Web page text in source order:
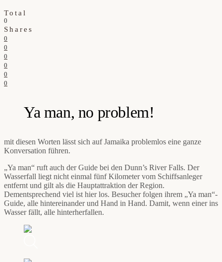
Total
0
Shares
0
0
0
0
0
0
Ya man, no problem!
mit diesen Worten lässt sich auf Jamaika problemlos eine ganze
Konversation führen.
„Ya man“ ruft auch der Guide bei den Dunn’s River Falls. Der
Wasserfall liegt nicht einmal fünf Kilometer vom Schiffsanleger
entfernt und gilt als die Hauptattraktion der Region.
Dementsprechend viel ist hier los. Besucher folgen ihrem „Ya man“-
Guide, alle hintereinander und Hand in Hand. Damit, wenn einer ins
Wasser fällt, alle hinterherfallen.